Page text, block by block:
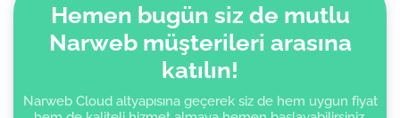
Hemen bugün siz de mutlu
Narweb müşterileri arasına
katılın!
Narweb Cloud altyapısına geçerek siz de hem uygun fiyat